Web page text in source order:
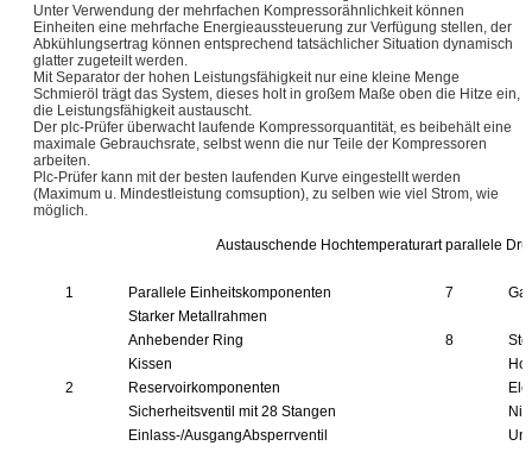
Unter Verwendung der mehrfachen Kompressorähnlichkeit können
Einheiten eine mehrfache Energieaussteuerung zur Verfügung stellen, der
Abkühlungsertrag können entsprechend tatsächlicher Situation dynamisch
glatter zugeteilt werden.
Mit Separator der hohen Leistungsfähigkeit nur eine kleine Menge
Schmieröl trägt das System, dieses holt in großem Maße oben die Hitze ein,
die Leistungsfähigkeit austauscht.
Der plc-Prüfer überwacht laufende Kompressorquantität, es beibehält eine
maximale Gebrauchsrate, selbst wenn die nur Teile der Kompressoren
arbeiten.
Plc-Prüfer kann mit der besten laufenden Kurve eingestellt werden
(Maximum u. Mindestleistung comsuption), zu selben wie viel Strom, wie
möglich.
Austauschende Hochtemperaturart parallele
1 Parallele Einheitskomponenten 7
Starker Metallrahmen
Anhebender Ring
8
Kissen
2
Reservoirkomponenten
Sicherheitsventil mit 28 Stangen
Einlass-/AusgangAbsperrventil